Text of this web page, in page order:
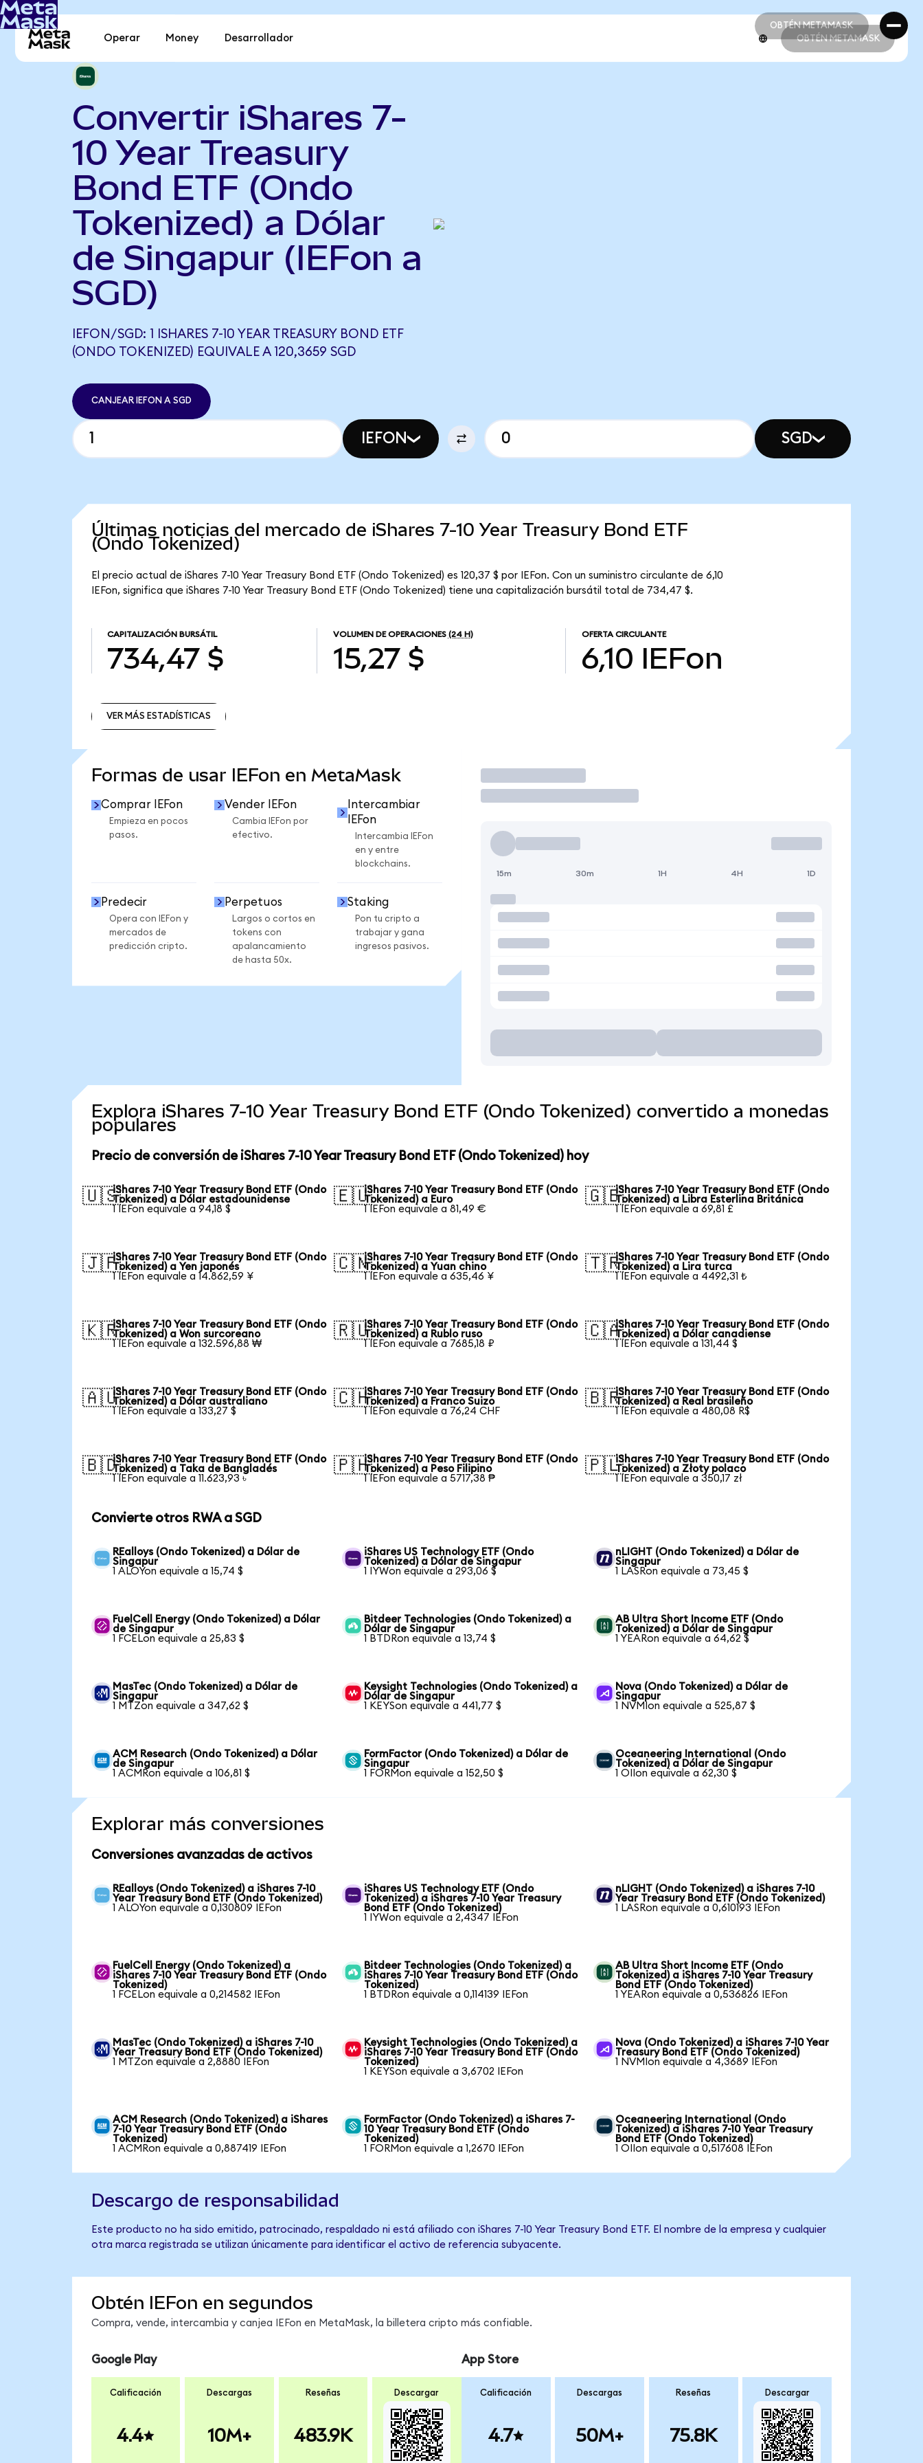
OBTÉN METAMASK
OBTÉN METAMASK
Operar Money Desarrollador OBTÉN METAMASK
Convertir iShares 7-
10 Year Treasury
Bond ETF (Ondo
Tokenized) a Dólar
de Singapur (IEFon a
SGD)
IEFON/SGD: 1 ISHARES 7-10 YEAR TREASURY BOND ETF
(ONDO TOKENIZED) EQUIVALE A 120,3659 SGD
CANJEAR IEFON A SGD
IEFON SGD
Últimas noticias del mercado de iShares 7-10 Year Treasury Bond ETF
(Ondo Tokenized)
El precio actual de iShares 7-10 Year Treasury Bond ETF (Ondo Tokenized) es 120,37 $ por IEFon. Con un suministro circulante de 6,10
IEFon, significa que iShares 7-10 Year Treasury Bond ETF (Ondo Tokenized) tiene una capitalización bursátil total de 734,47 $.
CAPITALIZACIÓN BURSÁTIL
734,47 $
VOLUMEN DE OPERACIONES (24 H)
15,27 $
OFERTA CIRCULANTE
6,10 IEFon
VER MÁS ESTADÍSTICAS
Formas de usar IEFon en MetaMask
Comprar IEFon
Empieza en pocos
pasos.
Vender IEFon
Cambia IEFon por
efectivo.
Intercambiar
IEFon
Intercambia IEFon
en y entre
blockchains.
Predecir
Opera con IEFon y
mercados de
predicción cripto.
Perpetuos
Largos o cortos en
tokens con
apalancamiento
de hasta 50x.
Staking
Pon tu cripto a
trabajar y gana
ingresos pasivos.
Operar
15m 30m 1H 4H 1D
Explora iShares 7-10 Year Treasury Bond ETF (Ondo Tokenized) convertido a monedas
populares
Precio de conversión de iShares 7-10 Year Treasury Bond ETF (Ondo Tokenized) hoy
🇺🇸iShares 7-10 Year Treasury Bond ETF (Ondo
Tokenized) a Dólar estadounidense
1 IEFon equivale a 94,18 $
🇪🇺iShares 7-10 Year Treasury Bond ETF (Ondo
Tokenized) a Euro
1 IEFon equivale a 81,49 €
🇬🇧iShares 7-10 Year Treasury Bond ETF (Ondo
Tokenized) a Libra Esterlina Británica
1 IEFon equivale a 69,81 £
🇯🇵iShares 7-10 Year Treasury Bond ETF (Ondo
Tokenized) a Yen japonés
1 IEFon equivale a 14.862,59 ¥
🇨🇳iShares 7-10 Year Treasury Bond ETF (Ondo
Tokenized) a Yuan chino
1 IEFon equivale a 635,46 ¥
🇹🇷iShares 7-10 Year Treasury Bond ETF (Ondo
Tokenized) a Lira turca
1 IEFon equivale a 4492,31 ₺
🇰🇷iShares 7-10 Year Treasury Bond ETF (Ondo
Tokenized) a Won surcoreano
1 IEFon equivale a 132.596,88 ₩
🇷🇺iShares 7-10 Year Treasury Bond ETF (Ondo
Tokenized) a Rublo ruso
1 IEFon equivale a 7685,18 ₽
🇨🇦iShares 7-10 Year Treasury Bond ETF (Ondo
Tokenized) a Dólar canadiense
1 IEFon equivale a 131,44 $
🇦🇺iShares 7-10 Year Treasury Bond ETF (Ondo
Tokenized) a Dólar australiano
1 IEFon equivale a 133,27 $
🇨🇭iShares 7-10 Year Treasury Bond ETF (Ondo
Tokenized) a Franco Suizo
1 IEFon equivale a 76,24 CHF
🇧🇷iShares 7-10 Year Treasury Bond ETF (Ondo
Tokenized) a Real brasileño
1 IEFon equivale a 480,08 R$
🇧🇩iShares 7-10 Year Treasury Bond ETF (Ondo
Tokenized) a Taka de Bangladés
1 IEFon equivale a 11.623,93 ৳
🇵🇭iShares 7-10 Year Treasury Bond ETF (Ondo
Tokenized) a Peso Filipino
1 IEFon equivale a 5717,38 ₱
🇵🇱iShares 7-10 Year Treasury Bond ETF (Ondo
Tokenized) a Złoty polaco
1 IEFon equivale a 350,17 zł
Convierte otros RWA a SGD
REalloys (Ondo Tokenized) a Dólar de
Singapur
1 ALOYon equivale a 15,74 $
iShares US Technology ETF (Ondo
Tokenized) a Dólar de Singapur
1 IYWon equivale a 293,06 $
nLIGHT (Ondo Tokenized) a Dólar de
Singapur
1 LASRon equivale a 73,45 $
FuelCell Energy (Ondo Tokenized) a Dólar
de Singapur
1 FCELon equivale a 25,83 $
Bitdeer Technologies (Ondo Tokenized) a
Dólar de Singapur
1 BTDRon equivale a 13,74 $
AB Ultra Short Income ETF (Ondo
Tokenized) a Dólar de Singapur
1 YEARon equivale a 64,62 $
MasTec (Ondo Tokenized) a Dólar de
Singapur
1 MTZon equivale a 347,62 $
Keysight Technologies (Ondo Tokenized) a
Dólar de Singapur
1 KEYSon equivale a 441,77 $
Nova (Ondo Tokenized) a Dólar de
Singapur
1 NVMIon equivale a 525,87 $
ACM Research (Ondo Tokenized) a Dólar
de Singapur
1 ACMRon equivale a 106,81 $
FormFactor (Ondo Tokenized) a Dólar de
Singapur
1 FORMon equivale a 152,50 $
Oceaneering International (Ondo
Tokenized) a Dólar de Singapur
1 OIIon equivale a 62,30 $
Explorar más conversiones
Conversiones avanzadas de activos
REalloys (Ondo Tokenized) a iShares 7-10
Year Treasury Bond ETF (Ondo Tokenized)
1 ALOYon equivale a 0,130809 IEFon
iShares US Technology ETF (Ondo
Tokenized) a iShares 7-10 Year Treasury
Bond ETF (Ondo Tokenized)
1 IYWon equivale a 2,4347 IEFon
nLIGHT (Ondo Tokenized) a iShares 7-10
Year Treasury Bond ETF (Ondo Tokenized)
1 LASRon equivale a 0,610193 IEFon
FuelCell Energy (Ondo Tokenized) a
iShares 7-10 Year Treasury Bond ETF (Ondo
Tokenized)
1 FCELon equivale a 0,214582 IEFon
Bitdeer Technologies (Ondo Tokenized) a
iShares 7-10 Year Treasury Bond ETF (Ondo
Tokenized)
1 BTDRon equivale a 0,114139 IEFon
AB Ultra Short Income ETF (Ondo
Tokenized) a iShares 7-10 Year Treasury
Bond ETF (Ondo Tokenized)
1 YEARon equivale a 0,536826 IEFon
MasTec (Ondo Tokenized) a iShares 7-10
Year Treasury Bond ETF (Ondo Tokenized)
1 MTZon equivale a 2,8880 IEFon
Keysight Technologies (Ondo Tokenized) a
iShares 7-10 Year Treasury Bond ETF (Ondo
Tokenized)
1 KEYSon equivale a 3,6702 IEFon
Nova (Ondo Tokenized) a iShares 7-10 Year
Treasury Bond ETF (Ondo Tokenized)
1 NVMIon equivale a 4,3689 IEFon
ACM Research (Ondo Tokenized) a iShares
7-10 Year Treasury Bond ETF (Ondo
Tokenized)
1 ACMRon equivale a 0,887419 IEFon
FormFactor (Ondo Tokenized) a iShares 7-
10 Year Treasury Bond ETF (Ondo
Tokenized)
1 FORMon equivale a 1,2670 IEFon
Oceaneering International (Ondo
Tokenized) a iShares 7-10 Year Treasury
Bond ETF (Ondo Tokenized)
1 OIIon equivale a 0,517608 IEFon
Descargo de responsabilidad
Este producto no ha sido emitido, patrocinado, respaldado ni está afiliado con iShares 7-10 Year Treasury Bond ETF. El nombre de la empresa y cualquier
otra marca registrada se utilizan únicamente para identificar el activo de referencia subyacente.
Obtén IEFon en segundos
Compra, vende, intercambia y canjea IEFon en MetaMask, la billetera cripto más confiable.
Google Play
Calificación
4.4
Descargas
10M+
Reseñas
483.9K
Descargar
App Store
Calificación
4.7
Descargas
50M+
Reseñas
75.8K
Descargar